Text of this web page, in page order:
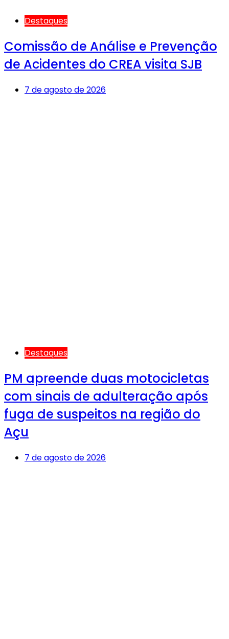
Destaques
Comissão de Análise e Prevenção
de Acidentes do CREA visita SJB
7 de agosto de 2026
Destaques
PM apreende duas motocicletas
com sinais de adulteração após
fuga de suspeitos na região do
Açu
7 de agosto de 2026